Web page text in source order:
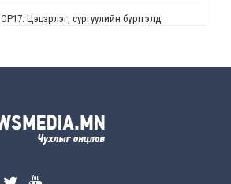
Цэцэрлэг, сургуулийн бүртгэлд
Өчигдөр
Өчигдөр